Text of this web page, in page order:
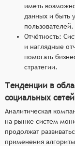
иметь
данных и быть
пользователей.
Отчётность:
и наглядные
помогать
стратегии.
Тенденции в
социальных сетей
Аналитическая
на рынке систем
продолжат
применения